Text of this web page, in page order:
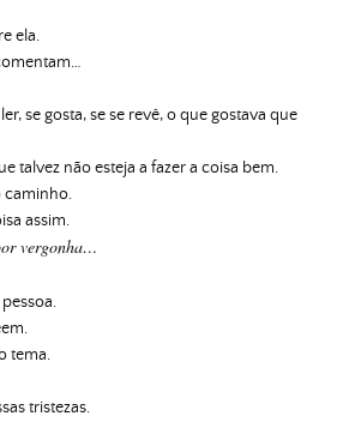
ela.
se gosta, se se revê, o que gostava que
talvez não esteja a fazer a coisa bem.
caminho.
assim.
vergonha…
tema.
tristezas.